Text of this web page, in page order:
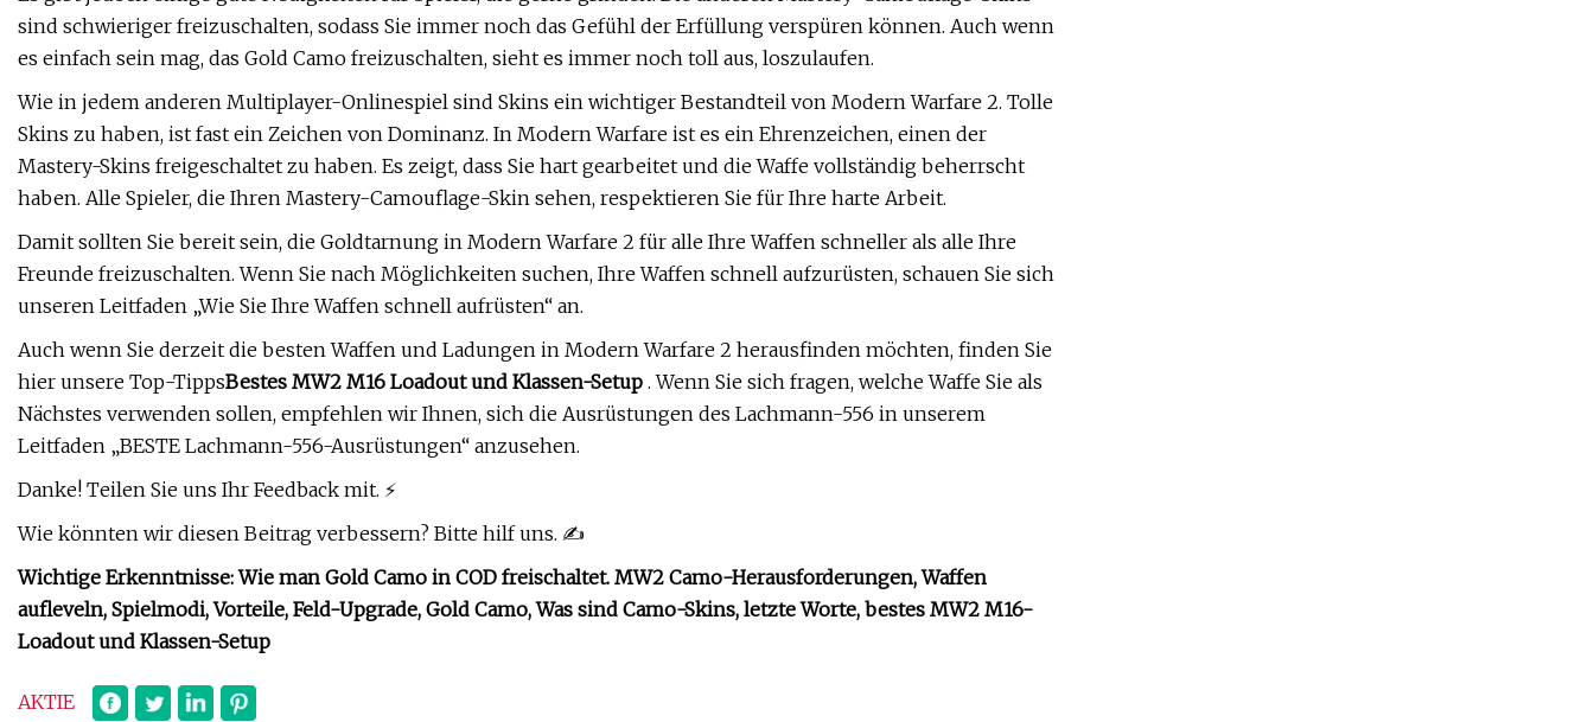
sind schwieriger freizuschalten, sodass Sie immer noch das Gefühl der Erfüllung verspüren können. Auch wenn
es einfach sein mag, das Gold Camo freizuschalten, sieht es immer noch toll aus, loszulaufen.
Wie in jedem anderen Multiplayer-Onlinespiel sind Skins ein wichtiger Bestandteil von Modern Warfare 2. Tolle
Skins zu haben, ist fast ein Zeichen von Dominanz. In Modern Warfare ist es ein Ehrenzeichen, einen der
Mastery-Skins freigeschaltet zu haben. Es zeigt, dass Sie hart gearbeitet und die Waffe vollständig beherrscht
haben. Alle Spieler, die Ihren Mastery-Camouflage-Skin sehen, respektieren Sie für Ihre harte Arbeit.
Damit sollten Sie bereit sein, die Goldtarnung in Modern Warfare 2 für alle Ihre Waffen schneller als alle Ihre
Freunde freizuschalten. Wenn Sie nach Möglichkeiten suchen, Ihre Waffen schnell aufzurüsten, schauen Sie sich
unseren Leitfaden „Wie Sie Ihre Waffen schnell aufrüsten“ an.
Auch wenn Sie derzeit die besten Waffen und Ladungen in Modern Warfare 2 herausfinden möchten, finden Sie
hier unsere Top-TippsBestes MW2 M16 Loadout und Klassen-Setup . Wenn Sie sich fragen, welche Waffe Sie als
Nächstes verwenden sollen, empfehlen wir Ihnen, sich die Ausrüstungen des Lachmann-556 in unserem
Leitfaden „BESTE Lachmann-556-Ausrüstungen“ anzusehen.
Danke! Teilen Sie uns Ihr Feedback mit. ⚡
Wie könnten wir diesen Beitrag verbessern? Bitte hilf uns. ✍
Wichtige Erkenntnisse: Wie man Gold Camo in COD freischaltet. MW2 Camo-Herausforderungen, Waffen
aufleveln, Spielmodi, Vorteile, Feld-Upgrade, Gold Camo, Was sind Camo-Skins, letzte Worte, bestes MW2 M16-
Loadout und Klassen-Setup
AKTIE